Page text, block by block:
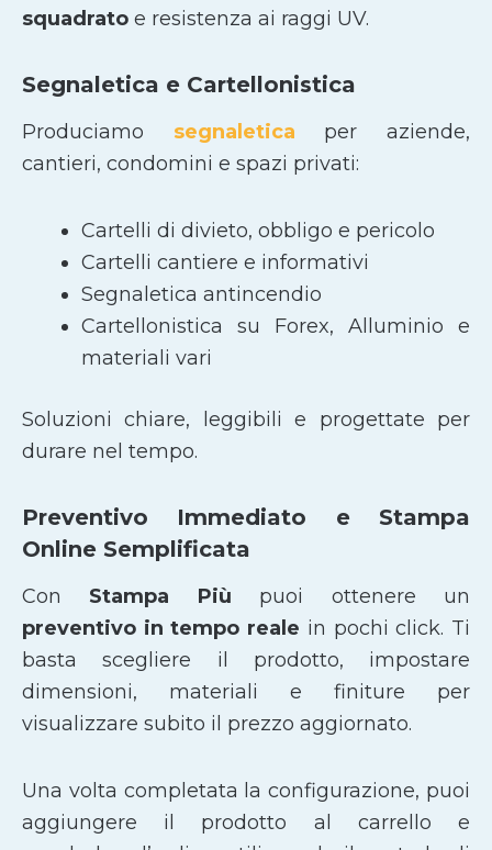
squadrato e resistenza ai raggi UV.
Segnaletica e Cartellonistica
Produciamo segnaletica per aziende,
cantieri, condomini e spazi privati:
Cartelli di divieto, obbligo e pericolo
Cartelli cantiere e informativi
Segnaletica antincendio
Cartellonistica su Forex, Alluminio e
materiali vari
Soluzioni chiare, leggibili e progettate per
durare nel tempo.
Preventivo Immediato e Stampa
Online Semplificata
Con Stampa Più puoi ottenere un
preventivo in tempo reale in pochi click. Ti
basta scegliere il prodotto, impostare
dimensioni, materiali e finiture per
visualizzare subito il prezzo aggiornato.
Una volta completata la configurazione, puoi
aggiungere il prodotto al carrello e